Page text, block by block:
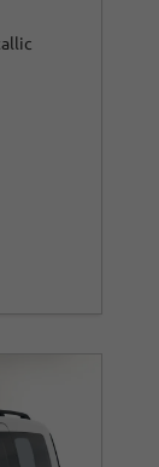
(PDF)
parken